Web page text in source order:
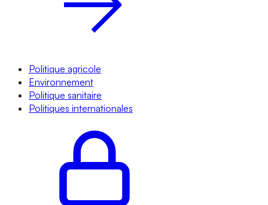
Politique agricole
Environnement
Politique sanitaire
Politiques internationales